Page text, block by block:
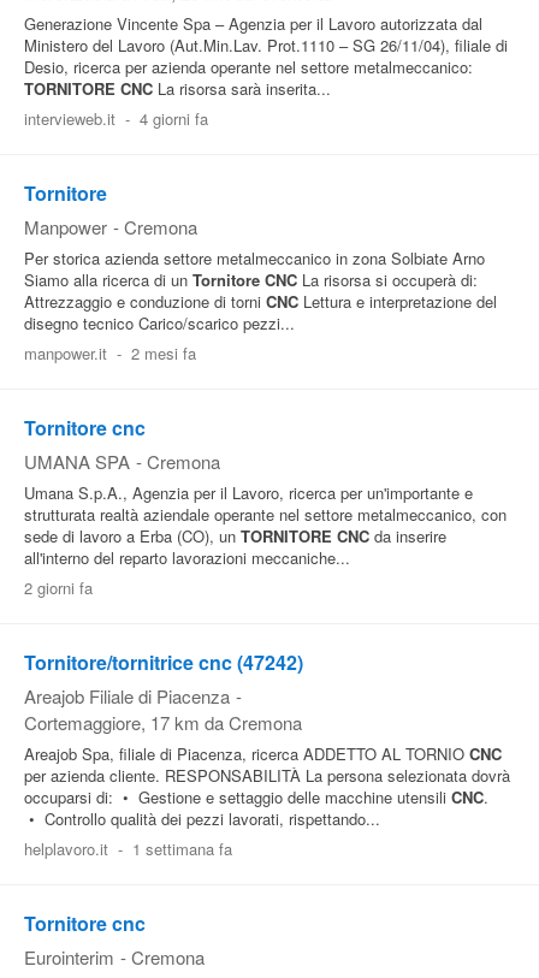
Generazione Vincente Spa – Agenzia per il Lavoro autorizzata dal
Ministero del Lavoro (Aut.Min.Lav. Prot.1110 – SG 26/11/04), filiale di
Desio, ricerca per azienda operante nel settore metalmeccanico:
TORNITORE CNC La risorsa sarà inserita...
intervieweb.it - 4 giorni fa
Tornitore
Manpower - Cremona
Per storica azienda settore metalmeccanico in zona Solbiate Arno
Siamo alla ricerca di un Tornitore CNC La risorsa si occuperà di:
Attrezzaggio e conduzione di torni CNC Lettura e interpretazione del
disegno tecnico Carico/scarico pezzi...
manpower.it - 2 mesi fa
Tornitore cnc
UMANA SPA - Cremona
Umana S.p.A., Agenzia per il Lavoro, ricerca per un'importante e
strutturata realtà aziendale operante nel settore metalmeccanico, con
sede di lavoro a Erba (CO), un TORNITORE CNC da inserire
all'interno del reparto lavorazioni meccaniche...
2 giorni fa
Tornitore/tornitrice cnc (47242)
Areajob Filiale di Piacenza -
Cortemaggiore, 17 km da Cremona
Areajob Spa, filiale di Piacenza, ricerca ADDETTO AL TORNIO CNC
per azienda cliente. RESPONSABILITÀ La persona selezionata dovrà
occuparsi di: • Gestione e settaggio delle macchine utensili CNC.
• Controllo qualità dei pezzi lavorati, rispettando...
helplavoro.it - 1 settimana fa
Tornitore cnc
Eurointerim - Cremona